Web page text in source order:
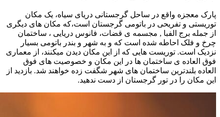
پارک معجزه واقع در ساحل گرجستانی دریای سیاه، یک مکان
توریستی و تفریحی در باتومی گرجستان است،که مکان های دیگری
از جمله برج الفبا , مجسمه ی قضات، فانوس دریایی ، ساختمان
چرخ و فلک احاطه شده است که و به شهر و بندر باتومی بسیار
نزدیک است. توریست هایی که از این مکان دیدن میکنند، از معماری
فوق العاده ی ساختمان ها در این مکان و خصوصیت های فوق
العاده بلندترین ساختمان های شهر شگفت زده خواهند شد. بازدید از
این مکان را در تور گرجستان از دست ندهید.